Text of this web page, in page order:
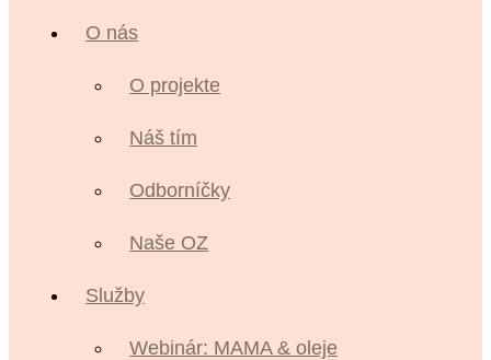
O nás
O projekte
Náš tím
Odborníčky
Naše OZ
Služby
Webinár: MAMA & oleje